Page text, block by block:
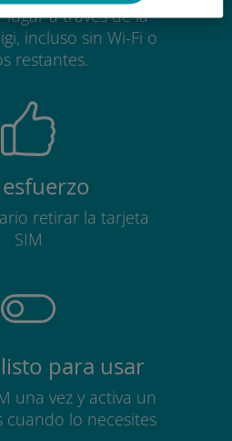
lugar a través de la
incluso sin Wi-Fi o
restantes.
retirar la tarjeta
SIM
para usar
una vez y activa un
cuando lo necesites